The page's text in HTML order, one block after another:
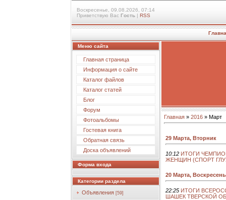
Воскресенье, 09.08.2026, 07:14
Приветствую Вас Гость | RSS
Меню сайта
Главная страница
Информация о сайте
Каталог файлов
Каталог статей
Блог
Форум
Фотоальбомы
Гостевая книга
Обратная связь
Доска объявлений
Форма входа
Категории раздела
Объявления [59]
Главная » 2016 » Март
29 Марта, Вторник
10:12 ИТОГИ
ЖЕНЩИН (СПОРТ
20 Марта,
22:25 ИТОГИ
ШАШЕК ТВЕРСКОЙ